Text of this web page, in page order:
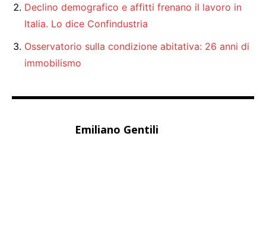
Declino demografico e affitti frenano il lavoro in
Italia. Lo dice Confindustria
Osservatorio sulla condizione abitativa: 26 anni di
immobilismo
Emiliano Gentili